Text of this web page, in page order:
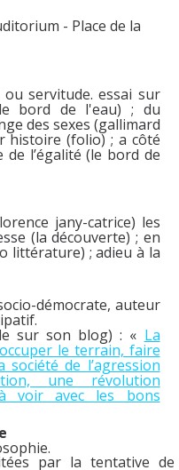
- Place de la
servitude. essai sur
bord de l'eau) ; du
des sexes (gallimard
histoire(folio); a côté
de l’égalité(le bord de
jany-catrice) les
(la découverte); en
littérature) ; adieu à la
démocrate, auteur
sur son blog) : « La
le terrain, faire
de l’agression
une révolution
voir avec les bons
par la tentative de